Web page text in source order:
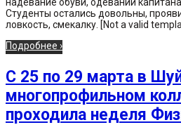
надевание обуви, одевании
Студенты остались довольны,
ловкость, смекалку. [Not a valid
Подробнее ›
C 25 по 29 марта в
многопрофильном
проходила неделя